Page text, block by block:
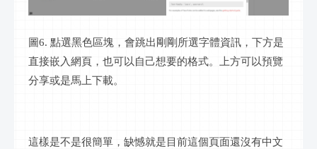
圖6. 點選黑色區塊，會跳出剛剛所選字體資訊，下方是
直接嵌入網頁，也可以自己想要的格式。上方可以預覽
分享或是馬上下載。
這樣是不是很簡單，缺憾就是目前這個頁面還沒有中文